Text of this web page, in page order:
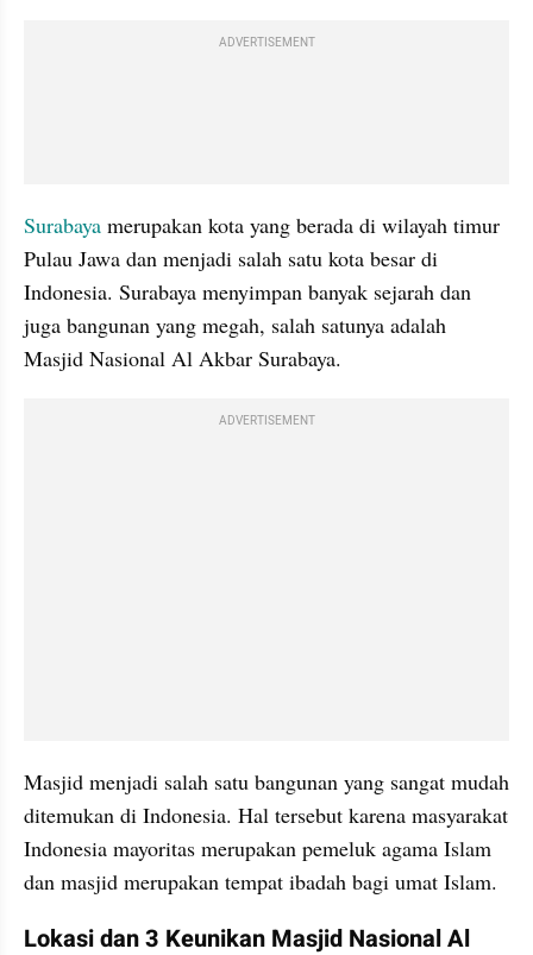
ADVERTISEMENT
Surabaya merupakan kota yang berada di wilayah timur
Pulau Jawa dan menjadi salah satu kota besar di
Indonesia. Surabaya menyimpan banyak sejarah dan
juga bangunan yang megah, salah satunya adalah
Masjid Nasional Al Akbar Surabaya.
ADVERTISEMENT
Masjid menjadi salah satu bangunan yang sangat mudah
ditemukan di Indonesia. Hal tersebut karena masyarakat
Indonesia mayoritas merupakan pemeluk agama Islam
dan masjid merupakan tempat ibadah bagi umat Islam.
Lokasi dan 3 Keunikan Masjid Nasional Al